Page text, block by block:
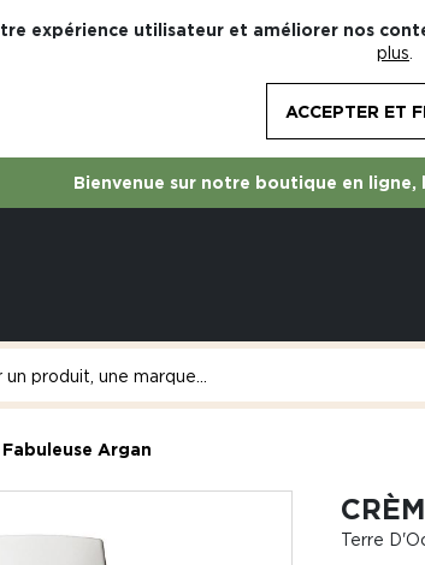
expérience utilisateur et améliorer nos
plus
ACCEPTER ET
Bienvenue sur notre boutique en ligne,
Argan
Terre